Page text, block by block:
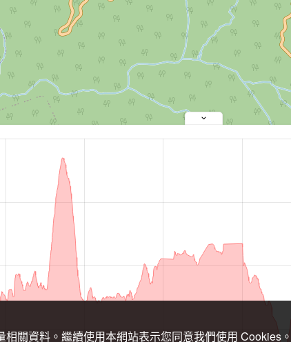
關資料。繼續使用本網站表示您同意我們使用 Cookies